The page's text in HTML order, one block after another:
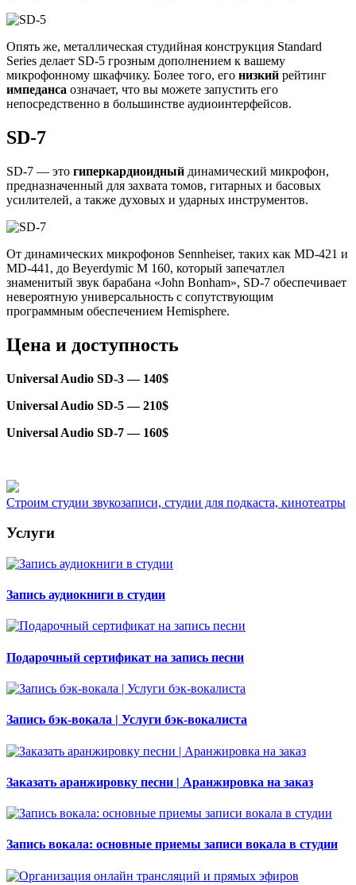
Опять же, металлическая студийная конструкция Standard
Series делает SD-5 грозным дополнением к вашему
микрофонному шкафчику. Более того, его низкий рейтинг
импеданса означает, что вы можете запустить его
непосредственно в большинстве аудиоинтерфейсов.
SD-7
SD-7 — это гиперкардиоидный динамический микрофон,
предназначенный для захвата томов, гитарных и басовых
усилителей, а также духовых и ударных инструментов.
От динамических микрофонов Sennheiser, таких как MD-421 и
MD-441, до Beyerdymic M 160, который запечатлел
знаменитый звук барабана «John Bonham», SD-7 обеспечивает
невероятную универсальность с сопутствующим
программным обеспечением Hemisphere.
Цена и доступность
Universal Audio SD-3 — 140$
Universal Audio SD-5 — 210$
Universal Audio SD-7 — 160$
Строим студии звукозаписи, студии для подкаста, кинотеатры
Услуги
Запись аудиокниги в студии
Подарочный сертификат на запись песни
Запись бэк-вокала | Услуги бэк-вокалиста
Заказать аранжировку песни | Аранжировка на заказ
Запись вокала: основные приемы записи вокала в студии